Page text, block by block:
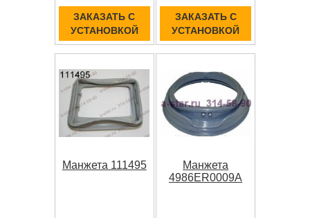
ЗАКАЗАТЬ С
УСТАНОВКОЙ
ЗАКАЗАТЬ С
УСТАНОВКОЙ
Манжета 111495
Манжета
4986ER0009A